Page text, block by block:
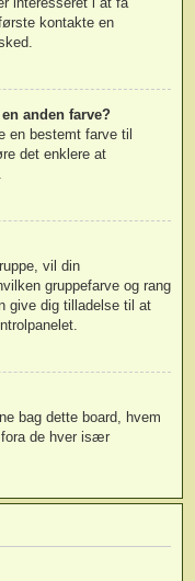
kontakte en
anden farve?
en bestemt farve til
det enklere at
vil din
gruppefarve og rang
give dig tilladelse til at
bag dette board, hvem
fora de hver især